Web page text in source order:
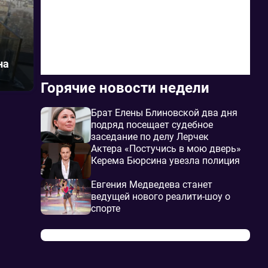
Горячие новости недели
Брат Елены Блиновской два дня
подряд посещает судебное
заседание по делу Лерчек
Актера «Постучись в мою дверь»
Керема Бюрсина увезла полиция
Евгения Медведева станет
ведущей нового реалити-шоу о
спорте